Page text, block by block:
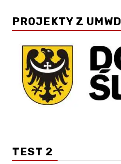
PROJEKTY Z UMWD
TEST 2